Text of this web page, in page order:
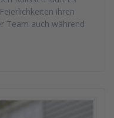
ihren
Team auch während